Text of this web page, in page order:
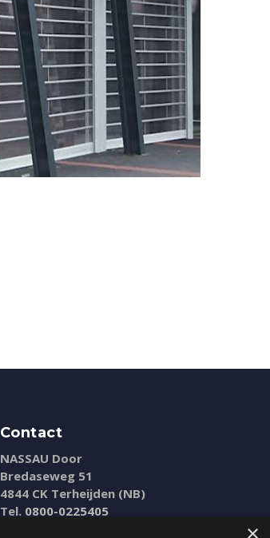
Contact
NASSAU Door
Bredaseweg 51
4844 CK Terheijden (NB)
Tel. 0800-0225405